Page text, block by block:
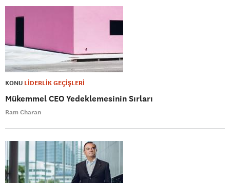
KONU LİDERLİK GEÇİŞLERİ
Mükemmel CEO Yedeklemesinin Sırları
Ram Charan